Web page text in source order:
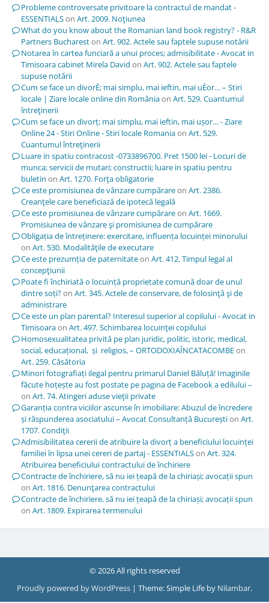
Probleme controversate privitoare la contractul de mandat -
ESSENTIALSon Art. 2009. Noţiunea
What do you know about the Romanian land book registry? - R&R
Partners Buchareston Art. 902. Actele sau faptele supuse notării
Notarea în cartea funciară a unui proces; admisibilitate - Avocat in
Timisoara cabinet Mirela David on Art. 902. Actele sau faptele
supuse notării
Cum se face un divorÈ; mai simplu, mai ieftin, mai uÈor… – Stiri
locale | Ziare locale online din Româniaon Art. 529. Cuantumul
întreţinerii
Cum se face un divorț; mai simplu, mai ieftin, mai ușor… - Ziare
Online 24 - Stiri Online - Stiri locale Romaniaon Art. 529.
Cuantumul întreţinerii
Luare in spatiu contracost -0733896700. Pret 1500 lei - Locuri de
munca; servicii de mutari; constructii; luare in spatiu pentru
buletin on Art. 1270. Forţa obligatorie
Ce este promisiunea de vânzare cumpărareon Art. 2386.
Creanţele care beneficiază de ipotecă legală
Ce este promisiunea de vânzare cumpărareon Art. 1669.
Promisiunea de vânzare şi promisiunea de cumpărare
Obligația de întreținere: exercitare, influența locuinței minorului
on Art. 530. Modalităţile de executare
Ce este prezumția de paternitateon Art. 412. Timpul legal al
concepţiunii
Poate fi închiriată o locuință proprietate comună doar de unul
dintre soți?on Art. 345. Actele de conservare, de folosinţă şi de
administrare
Ce este un plan parental? Interesul superior al copilului - Avocat in
Timisoaraon Art. 497. Schimbarea locuinţei copilului
Homosexualitatea privită pe plan juridic, politic, istoric, medical,
social, educațional, și religios, – ORTODOXIAÎNCATACOMBEon
Art. 259. Căsătoria
Minori fotografiați ilegal pentru primarul Daniel Băluță! Imaginile
făcute hoțește au fost postate pe pagina de Facebook a edilului –
on Art. 74. Atingeri aduse vieţii private
Garanția contra viciilor ascunse în imobiliare: Abuzul de încredere
și răspunderea asociatului – Avocat Consultanță Bucureștion Art.
1707. Condiţii
Admisibilitatea cererii de atribuire la divorț a beneficiului locuinței
familiei în lipsa unei cereri de partaj - ESSENTIALSon Art. 324.
Atribuirea beneficiului contractului de închiriere
Contracte de închiriere, să nu iei țeapă de la chiriași; avocații spun
on Art. 1816. Denunţarea contractului
Contracte de închiriere, să nu iei țeapă de la chiriași; avocații spun
on Art. 1809. Expirarea termenului
© 2026 All rights reserved
Proudly powered by WordPress | Theme: Simple Life by Nilambar.